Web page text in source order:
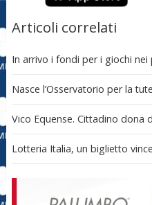
Articoli correlati
In arrivo i fondi per i giochi
Nasce l’Osservatorio per la
Vico Equense. Cittadino dona
Lotteria Italia, un biglietto